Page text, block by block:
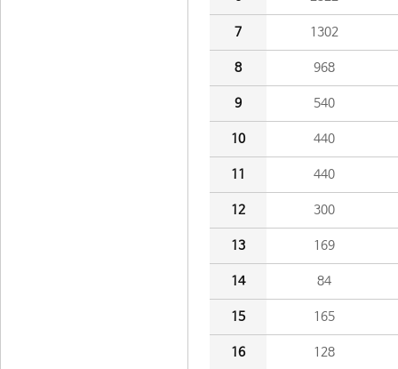
7 1302
8 968
9 540
10 440
11 440
12 300
13 169
14 84
15 165
16 128